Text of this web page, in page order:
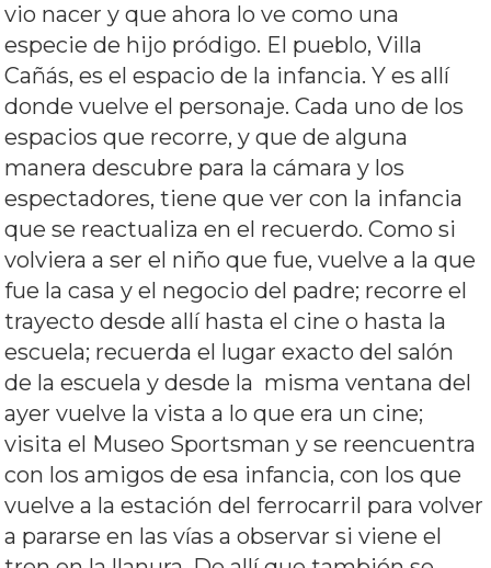
vio nacer y que ahora lo ve como una
especie de hijo pródigo. El pueblo, Villa
Cañás, es el espacio de la infancia. Y es allí
donde vuelve el personaje. Cada uno de los
espacios que recorre, y que de alguna
manera descubre para la cámara y los
espectadores, tiene que ver con la infancia
que se reactualiza en el recuerdo. Como si
volviera a ser el niño que fue, vuelve a la que
fue la casa y el negocio del padre; recorre el
trayecto desde allí hasta el cine o hasta la
escuela; recuerda el lugar exacto del salón
de la escuela y desde la misma ventana del
ayer vuelve la vista a lo que era un cine;
visita el Museo Sportsman y se reencuentra
con los amigos de esa infancia, con los que
vuelve a la estación del ferrocarril para volver
a pararse en las vías a observar si viene el